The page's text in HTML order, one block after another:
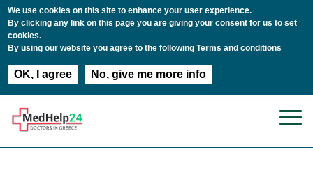
We use cookies on this site to enhance your user experience.
By clicking any link on this page you are giving your consent for us to set
cookies.
By using our website you agree to the followingTerms and conditions
OK, I agree No, give me more info